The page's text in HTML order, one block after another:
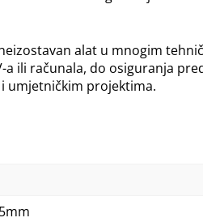
alat u mnogim
a ili računala, do osiguranja
umjetničkim projektima.